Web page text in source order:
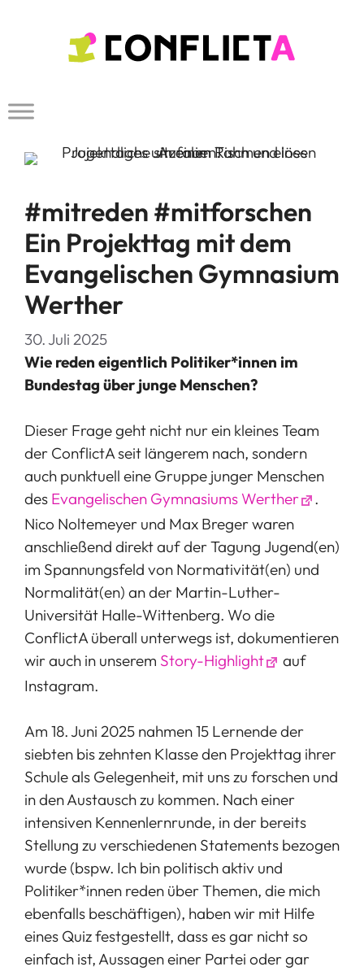
#mitreden #mitforschen 
Ein Projekttag mit dem
Evangelischen Gymnasium
Werther
30. Juli 2025
Wie reden eigentlich Politiker*innen im
Bundestag über junge Menschen?
Dieser Frage geht nicht nur ein kleines Team
der ConflictA seit längerem nach, sondern
auch punktuell eine Gruppe junger Menschen
des Evangelischen Gymnasiums Werther
.
Nico Noltemeyer und Max Breger waren
anschließend direkt auf der Tagung Jugend(en)
im Spannungsfeld von Normativität(en) und
Normalität(en) an der Martin-Luther-
Universität Halle-Wittenberg. Wo die
ConflictA überall unterwegs ist, dokumentieren
wir auch in unserem Story-Highlight
auf
Instagram.
Am 18. Juni 2025 nahmen 15 Lernende der
siebten bis zehnten Klasse den Projekttag ihrer
Schule als Gelegenheit, mit uns zu forschen und
in den Austausch zu kommen. Nach einer
intensiven Kennenlernrunde, in der bereits
Stellung zu verschiedenen Statements bezogen
wurde (bspw. Ich bin politisch aktiv und
Politiker*innen reden über Themen, die mich
ebenfalls beschäftigen), haben wir mit Hilfe
eines Quiz festgestellt, dass es gar nicht so
einfach ist, Aussagen einer Partei oder gar